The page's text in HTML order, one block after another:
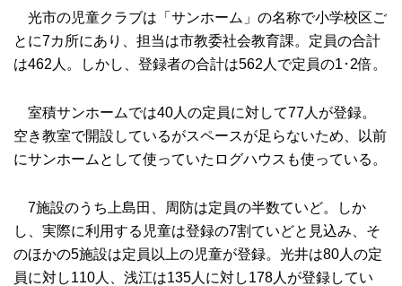
光市の児童クラブは「サンホーム」の名称で小学校区ご
とに7カ所にあり、担当は市教委社会教育課。定員の合計
は462人。しかし、登録者の合計は562人で定員の1･2倍。
室積サンホームでは40人の定員に対して77人が登録。
空き教室で開設しているがスペースが足らないため、以前
にサンホームとして使っていたログハウスも使っている。
7施設のうち上島田、周防は定員の半数ていど。しか
し、実際に利用する児童は登録の7割ていどと見込み、そ
のほかの5施設は定員以上の児童が登録。光井は80人の定
員に対し110人、浅江は135人に対し178人が登録してい